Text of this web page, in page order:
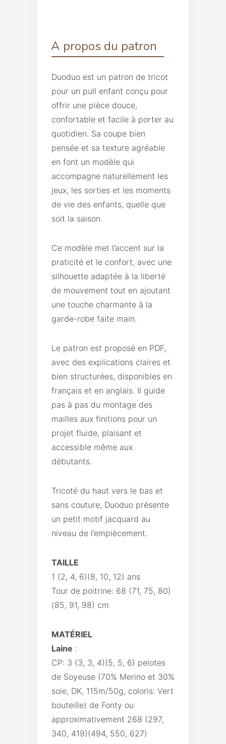
A propos du patron
Duoduo est un patron de tricot
pour un pull enfant conçu pour
offrir une pièce douce,
confortable et facile à porter au
quotidien. Sa coupe bien
pensée et sa texture agréable
en font un modèle qui
accompagne naturellement les
jeux, les sorties et les moments
de vie des enfants, quelle que
soit la saison.
Ce modèle met l’accent sur la
praticité et le confort, avec une
silhouette adaptée à la liberté
de mouvement tout en ajoutant
une touche charmante à la
garde-robe faite main.
Le patron est proposé en PDF,
avec des explications claires et
bien structurées, disponibles en
français et en anglais. Il guide
pas à pas du montage des
mailles aux finitions pour un
projet fluide, plaisant et
accessible même aux
débutants.
Tricoté du haut vers le bas et
sans couture, Duoduo présente
un petit motif jacquard au
niveau de l’empiècement.
TAILLE
1 (2, 4, 6)(8, 10, 12) ans
Tour de poitrine: 68 (71, 75, 80)
(85, 91, 98) cm
MATÉRIEL
Laine :
CP: 3 (3, 3, 4)(5, 5, 6) pelotes
de Soyeuse (70% Merino et 30%
soie, DK, 115m/50g, coloris: Vert
bouteille) de Fonty ou
approximativement 268 (297,
340, 419)(494, 550, 627)